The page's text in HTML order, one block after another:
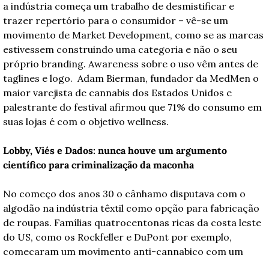
a indústria começa um trabalho de desmistificar e
trazer repertório para o consumidor – vê-se um
movimento de Market Development, como se as marcas
estivessem construindo uma categoria e não o seu
próprio branding. Awareness sobre o uso vêm antes de
taglines e logo.  Adam Bierman, fundador da MedMen o
maior varejista de cannabis dos Estados Unidos e
palestrante do festival afirmou que 71% do consumo em
suas lojas é com o objetivo wellness.
Lobby, Viés e Dados: nunca houve um argumento
científico para criminalização da maconha
No começo dos anos 30 o cânhamo disputava com o
algodão na indústria têxtil como opção para fabricação
de roupas. Famílias quatrocentonas ricas da costa leste
do US, como os Rockfeller e DuPont por exemplo,
começaram um movimento anti-cannabico com um